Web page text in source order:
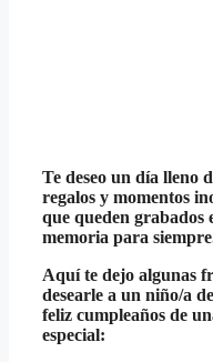
Te deseo un día lleno
regalos y momentos
que queden grabados
memoria para
Aquí te dejo algunas
desearle a un niño/a
feliz cumpleaños de
especial: